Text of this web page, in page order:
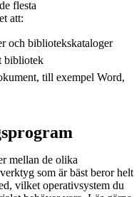
flesta
att:
och bibliotekskataloger
bibliotek
till exempel Word,
mellan de olika
som är bäst beror helt
vilket operativsystem du